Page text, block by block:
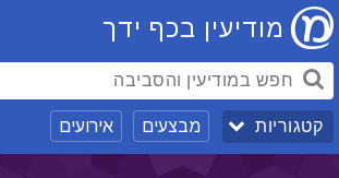
מודיעין בכף ידך
קטגוריות מבצעים אירועים